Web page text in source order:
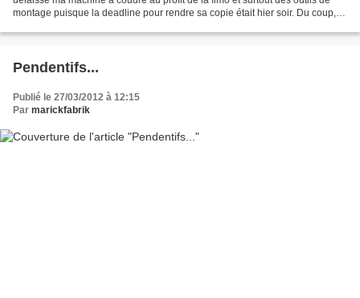
montage puisque la deadline pour rendre sa copie était hier soir. Du coup,
Pendentifs...
Publié le 27/03/2012 à 12:15
Par marickfabrik